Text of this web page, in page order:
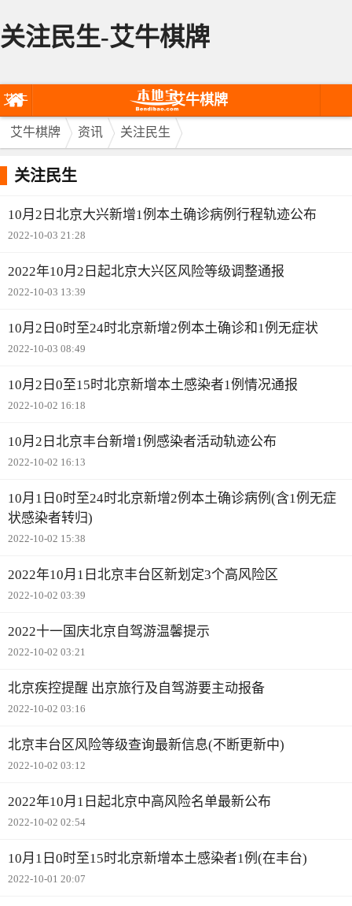
关注民生-艾牛棋牌
艾牛
棋牌
艾牛棋牌
艾牛棋牌 资讯 关注民生
关注民生
10月2日北京大兴新增1例本土确诊病例行程轨迹公布
2022-10-03 21:28
2022年10月2日起北京大兴区风险等级调整通报
2022-10-03 13:39
10月2日0时至24时北京新增2例本土确诊和1例无症状
2022-10-03 08:49
10月2日0至15时北京新增本土感染者1例情况通报
2022-10-02 16:18
10月2日北京丰台新增1例感染者活动轨迹公布
2022-10-02 16:13
10月1日0时至24时北京新增2例本土确诊病例(含1例无症
状感染者转归)
2022-10-02 15:38
2022年10月1日北京丰台区新划定3个高风险区
2022-10-02 03:39
2022十一国庆北京自驾游温馨提示
2022-10-02 03:21
北京疾控提醒 出京旅行及自驾游要主动报备
2022-10-02 03:16
北京丰台区风险等级查询最新信息(不断更新中)
2022-10-02 03:12
2022年10月1日起北京中高风险名单最新公布
2022-10-02 02:54
10月1日0时至15时北京新增本土感染者1例(在丰台)
2022-10-01 20:07